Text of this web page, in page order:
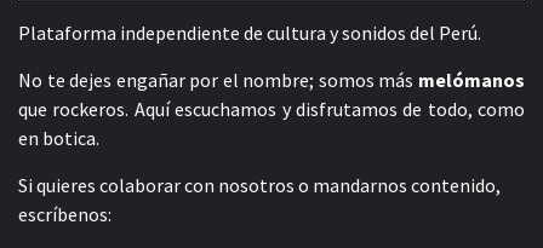
Plataforma independiente de cultura y sonidos del Perú.
No te dejes engañar por el nombre; somos más melómanos
que rockeros. Aquí escuchamos y disfrutamos de todo, como
en botica.
Si quieres colaborar con nosotros o mandarnos contenido,
escríbenos: